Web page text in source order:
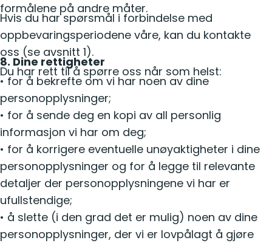
formålene på andre måter.
Hvis du har spørsmål i forbindelse med
oppbevaringsperiodene våre, kan du kontakte
oss (se avsnitt 1).
8. Dine rettigheter
Du har rett til å spørre oss når som helst:
• for å bekrefte om vi har noen av dine
personopplysninger;
• for å sende deg en kopi av all personlig
informasjon vi har om deg;
• for å korrigere eventuelle unøyaktigheter i dine
personopplysninger og for å legge til relevante
detaljer der personopplysningene vi har er
ufullstendige;
• å slette (i den grad det er mulig) noen av dine
personopplysninger, der vi er lovpålagt å gjøre